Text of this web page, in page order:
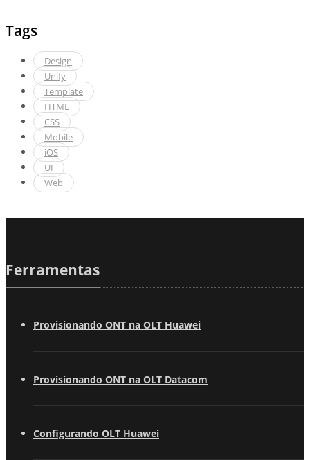
Tags
Design
Unify
Template
HTML
CSS
Mobile
iOS
UI
Web
Ferramentas
Provisionando ONT na OLT Huawei
Provisionando ONT na OLT Datacom
Configurando OLT Huawei